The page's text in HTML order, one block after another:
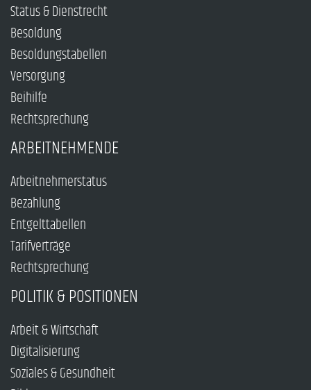
Status & Dienstrecht
Besoldung
Besoldungstabellen
Versorgung
Beihilfe
Rechtsprechung
ARBEITNEHMENDE
Arbeitnehmerstatus
Bezahlung
Entgelttabellen
Tarifverträge
Rechtsprechung
POLITIK & POSITIONEN
Arbeit & Wirtschaft
Digitalisierung
Soziales & Gesundheit